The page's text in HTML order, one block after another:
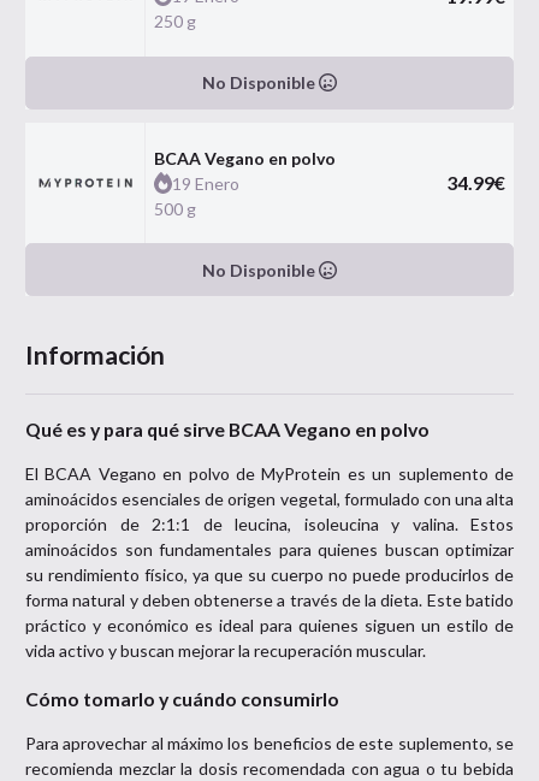
250 g
No Disponible
BCAA Vegano en polvo
19 Enero
500 g
34.99€
No Disponible
Información
Qué es y para qué sirve BCAA Vegano en polvo
El BCAA Vegano en polvo de MyProtein es un suplemento de
aminoácidos esenciales de origen vegetal, formulado con una alta
proporción de 2:1:1 de leucina, isoleucina y valina. Estos
aminoácidos son fundamentales para quienes buscan optimizar
su rendimiento físico, ya que su cuerpo no puede producirlos de
forma natural y deben obtenerse a través de la dieta. Este batido
práctico y económico es ideal para quienes siguen un estilo de
vida activo y buscan mejorar la recuperación muscular.
Cómo tomarlo y cuándo consumirlo
Para aprovechar al máximo los beneficios de este suplemento, se
recomienda mezclar la dosis recomendada con agua o tu bebida